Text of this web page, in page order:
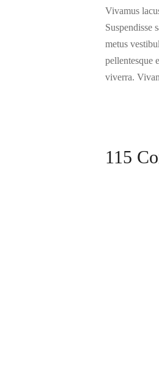
Vivamus
Suspendisse
metus
pellentesque
viverra.
115